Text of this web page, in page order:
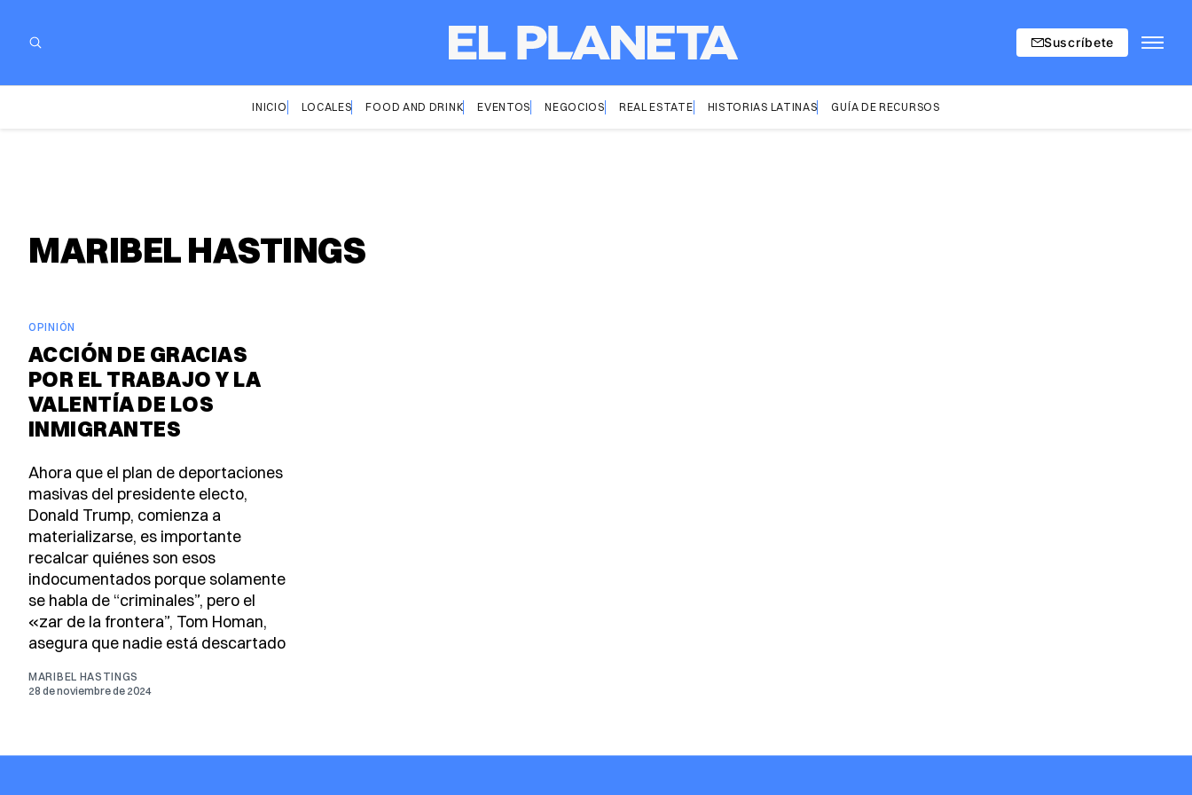
Suscríbete
INICIO LOCALES FOOD AND DRINK EVENTOS NEGOCIOS REAL ESTATE HISTORIAS LATINAS GUÍA DE RECURSOS
MARIBEL HASTINGS
OPINIÓN
ACCIÓN DE GRACIAS
POR EL TRABAJO Y LA
VALENTÍA DE LOS
INMIGRANTES
Ahora que el plan de deportaciones
masivas del presidente electo,
Donald Trump, comienza a
materializarse, es importante
recalcar quiénes son esos
indocumentados porque solamente
se habla de “criminales”, pero el
«zar de la frontera”, Tom Homan,
asegura que nadie está descartado
MARIBEL HASTINGS
28 de noviembre de 2024